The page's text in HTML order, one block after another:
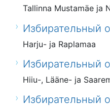
Tallinna Mustamäe ja
Избирательный
Harju- ja Raplamaa
Избирательный
Hiiu-, Lääne- ja
Избирательный